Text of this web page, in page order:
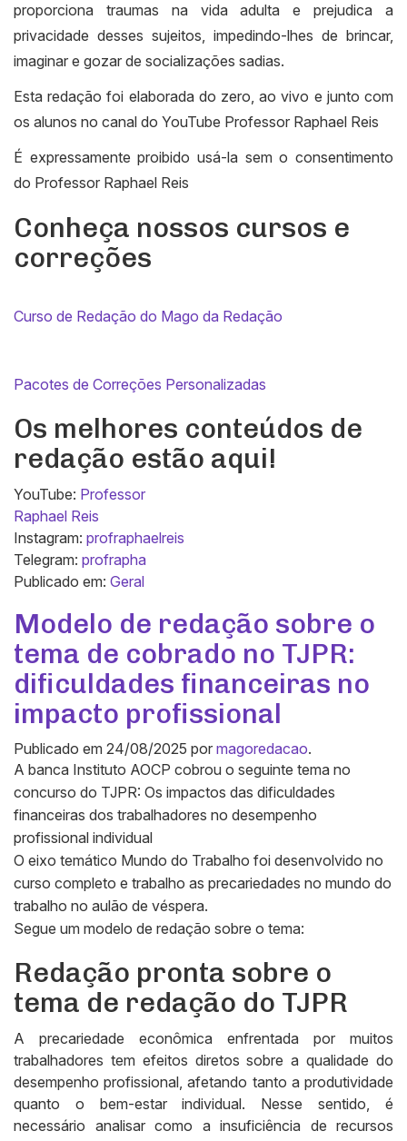
proporciona traumas na vida adulta e prejudica a
privacidade desses sujeitos, impedindo-lhes de brincar,
imaginar e gozar de socializações sadias.
Esta redação foi elaborada do zero, ao vivo e junto com
os alunos no canal do YouTube Professor Raphael Reis
É expressamente proibido usá-la sem o consentimento
do Professor Raphael Reis
Conheça nossos cursos e
correções
Curso de Redação do Mago da Redação
Pacotes de Correções Personalizadas
Os melhores conteúdos de
redação estão aqui!
YouTube: Professor
Raphael Reis
Instagram: profraphaelreis
Telegram: profrapha
Publicado em: Geral
Modelo de redação sobre o
tema de cobrado no TJPR:
dificuldades financeiras no
impacto profissional
Publicado em 24/08/2025 por magoredacao.
A banca Instituto AOCP cobrou o seguinte tema no
concurso do TJPR: Os impactos das dificuldades
financeiras dos trabalhadores no desempenho
profissional individual
O eixo temático Mundo do Trabalho foi desenvolvido no
curso completo e trabalho as precariedades no mundo do
trabalho no aulão de véspera.
Segue um modelo de redação sobre o tema:
Redação pronta sobre o
tema de redação do TJPR
A precariedade econômica enfrentada por muitos
trabalhadores tem efeitos diretos sobre a qualidade do
desempenho profissional, afetando tanto a produtividade
quanto o bem-estar individual. Nesse sentido, é
necessário analisar como a insuficiência de recursos